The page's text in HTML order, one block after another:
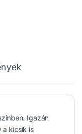
Igazán
a kicsik is